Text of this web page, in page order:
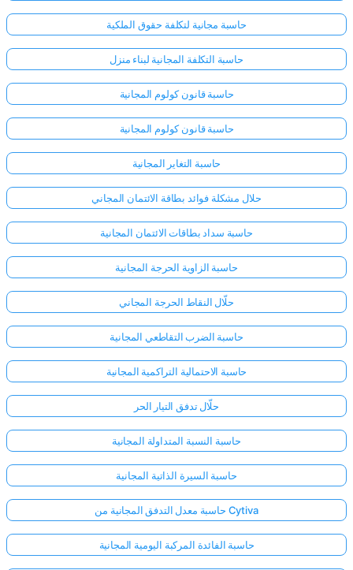
حاسبة مجانية لتكلفة حقوق الملكية
حاسبة التكلفة المجانية لبناء منزل
حاسبة قانون كولوم المجانية
حاسبة قانون كولوم المجانية
حاسبة التغاير المجانية
حلال مشكلة فوائد بطاقة الائتمان المجاني
حاسبة سداد بطاقات الائتمان المجانية
حاسبة الزاوية الحرجة المجانية
حلّال النقاط الحرجة المجاني
حاسبة الضرب التقاطعي المجانية
حاسبة الاحتمالية التراكمية المجانية
حلّال تدفق التيار الحر
حاسبة النسبة المتداولة المجانية
حاسبة السيرة الذاتية المجانية
حاسبة معدل التدفق المجانية من Cytiva
حاسبة الفائدة المركبة اليومية المجانية